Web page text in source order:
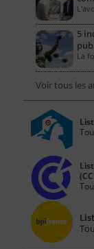
5
La
Voir tous les